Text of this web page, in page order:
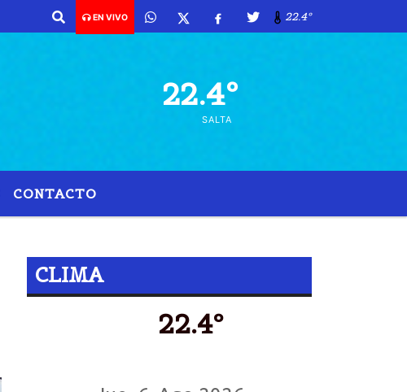
EN VIVO 22.4º
22.4º
SALTA
CONTACTO
CLIMA
22.4º